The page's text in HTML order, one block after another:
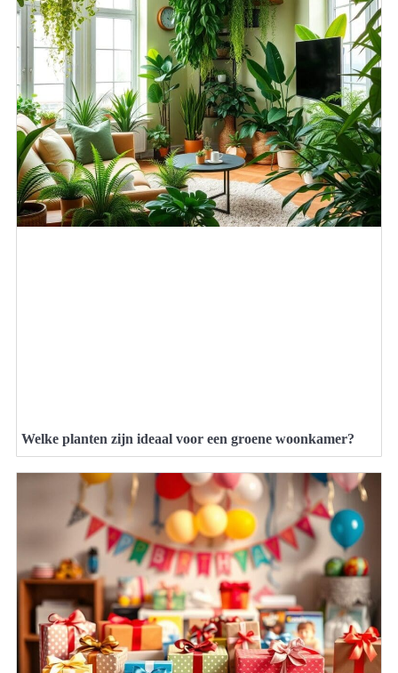
Welke planten zijn ideaal voor een groene woonkamer?